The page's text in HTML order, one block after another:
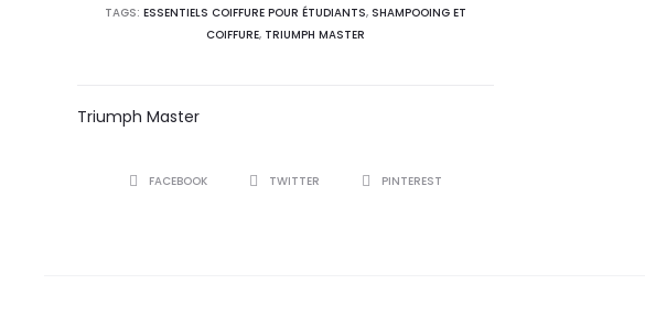
TAGS:ESSENTIELS COIFFURE POUR ÉTUDIANTS, SHAMPOOING ET
COIFFURE, TRIUMPH MASTER
Triumph Master
SHAREFACEBOOK TWITTER PINTEREST